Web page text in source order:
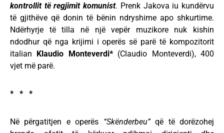
kontrollit të regjimit komunist. Prenk Jakova iu kundërvu
të gjithëve që donin të bënin ndryshime apo shkurtime.
Ndërhyrje të tilla në një vepër muzikore nuk kishin
ndodhur që nga krijimi i operës së parë të kompozitorit
italian Klaudio Monteverdi* (Claudio Monteverdi), 400
vjet më parë.
* * *
Në përgatitjen e operës “Skënderbeu”që të dorëzohej